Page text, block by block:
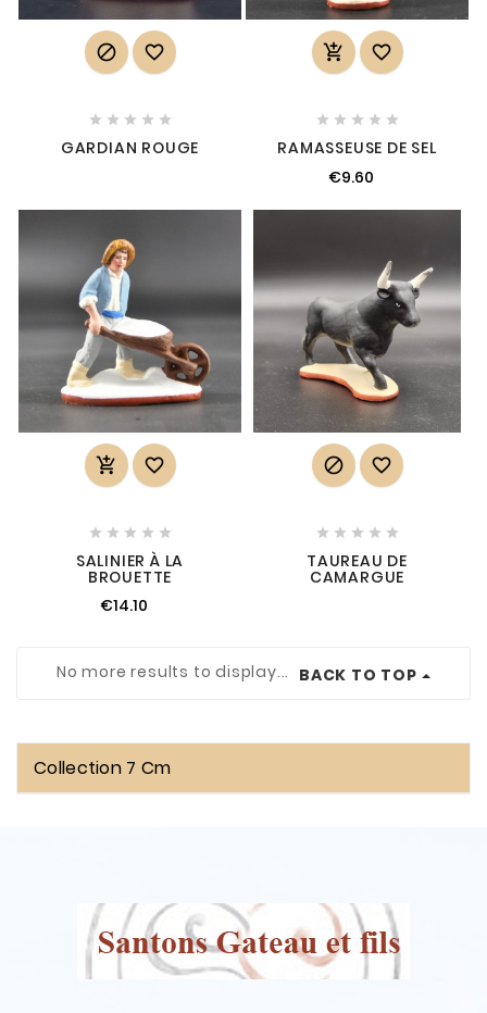
 
    
GARDIAN ROUGE
 
    
RAMASSEUSE DE SEL
€9.60
 
    
SALINIER À LA
BROUETTE
€14.10
 
    
TAUREAU DE
CAMARGUE
No more results to display... BACK TO TOP
Collection 7 Cm